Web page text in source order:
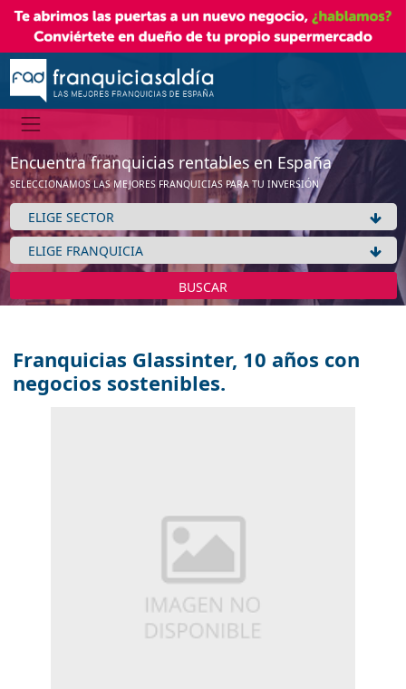
Encuentra franquicias rentables en España
SELECCIONAMOS LAS MEJORES FRANQUICIAS PARA TU INVERSIÓN
BUSCAR
Franquicias Glassinter, 10 años con
negocios sostenibles.